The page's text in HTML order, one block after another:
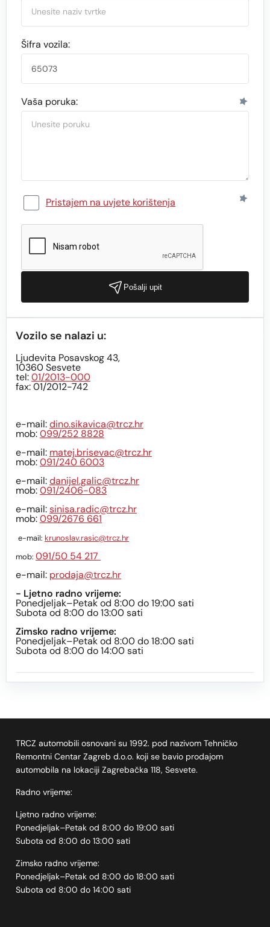
Šifra vozila:
Vaša poruka:
Pristajem na uvjete korištenja
Pošalji upit
Vozilo se nalazi u:
Ljudevita Posavskog 43,
10360 Sesvete
tel:01/2013-000
fax: 01/2012-742
e-mail:dino.sikavica@trcz.hr
mob:099/252 8828
e-mail: matej.brisevac@trcz.hr
mob:091/240 6003
e-mail:danijel.galic@trcz.hr
mob:091/2406-083
e-mail:sinisa.radic@trcz.hr
mob:099/2676 661
e-mail: krunoslav.rasic@trcz.hr
mob: 091/50 54 217
e-mail: prodaja@trcz.hr
- Ljetno radno vrijeme:
Ponedjeljak–Petak od 8:00 do 19:00 sati
Subota od 8:00 do 13:00 sati
Zimsko radno vrijeme:
Ponedjeljak–Petak od 8:00 do 18:00 sati
Subota od 8:00 do 14:00 sati
TRCZ automobili osnovani su 1992. pod nazivom Tehničko
Remontni Centar Zagreb d.o.o. koji se bavio prodajom
automobila na lokaciji Zagrebačka 118, Sesvete.
Radno vrijeme:
Ljetno radno vrijeme:
Ponedjeljak–Petak od 8:00 do 19:00 sati
Subota od 8:00 do 13:00 sati
Zimsko radno vrijeme:
Ponedjeljak–Petak od 8:00 do 18:00 sati
Subota od 8:00 do 14:00 sati